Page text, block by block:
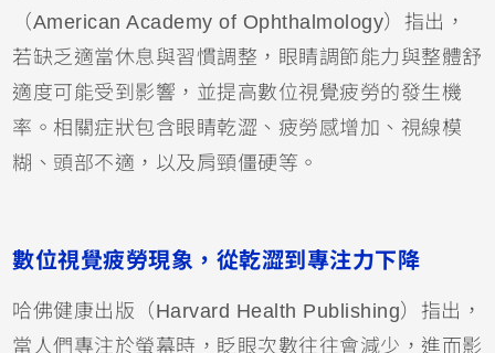
（American Academy of Ophthalmology）指出，
若缺乏適當休息與習慣調整，眼睛調節能力與整體舒
適度可能受到影響，並提高數位視覺疲勞的發生機
率。相關症狀包含眼睛乾澀、疲勞感增加、視線模
糊、頭部不適，以及肩頸僵硬等。
數位視覺疲勞現象，從乾澀到專注力下降
哈佛健康出版（Harvard Health Publishing）指出，
當人們專注於螢幕時，眨眼次數往往會減少，進而影